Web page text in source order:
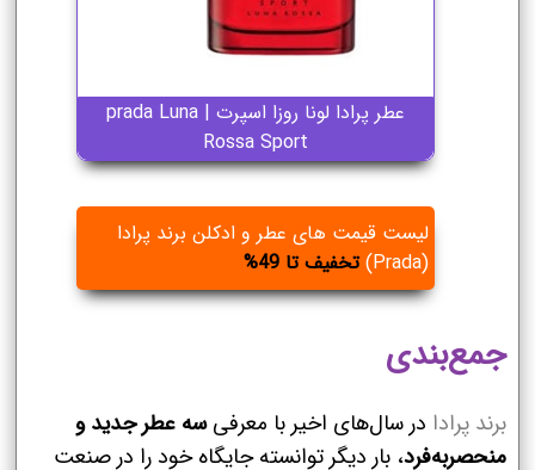
عطر پرادا لونا روزا اسپرت | prada Luna
Rossa Sport
لیست قیمت های عطر و ادکلن برند پرادا
(Prada)
تخفیف تا 49%
جمع‌بندی
برند پرادا در سال‌های اخیر با معرفیسه عطر جدید و
منحصربه‌فرد، بار دیگر توانسته جایگاه خود را در صنعت